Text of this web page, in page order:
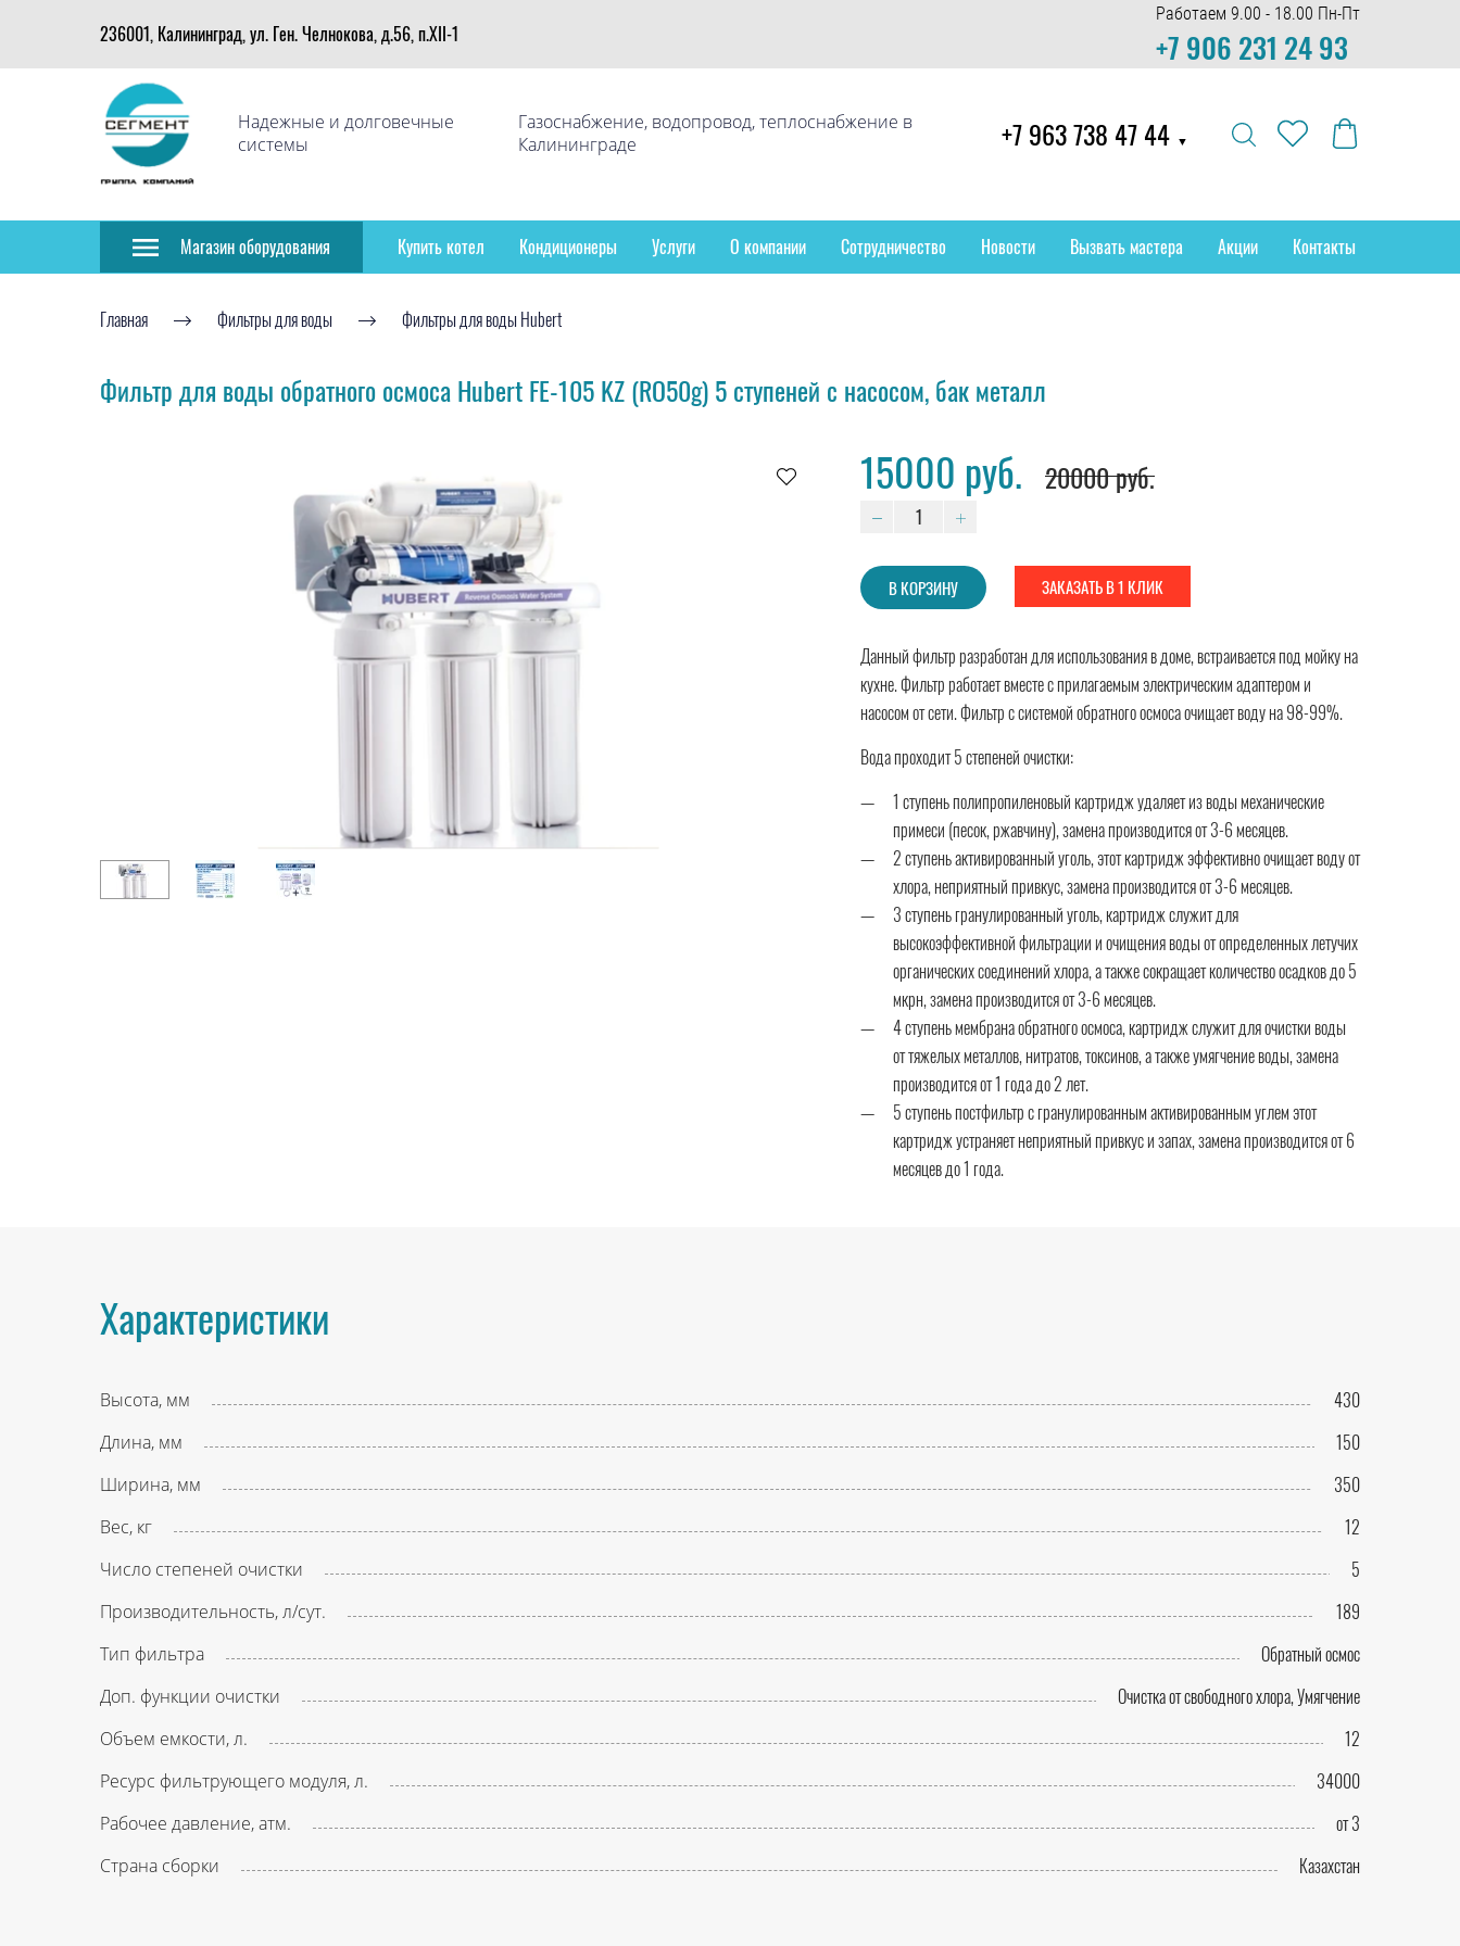
236001, Калининград, ул. Ген. Челнокова, д.56, п.XII-1
Работаем 9.00 - 18.00 Пн-Пт
+7 906 231 24 93
Надежные и долговечные
системы
Газоснабжение, водопровод, теплоснабжение в
Калининграде
+7 963 738 47 44 ▼
Магазин оборудования Купить котел Кондиционеры Услуги О компании Сотрудничество Новости Вызвать мастера Акции Контакты
Главная Фильтры для воды Фильтры для воды Hubert
Фильтр для воды обратного осмоса Hubert FE-105 KZ (RO50g) 5 ступеней с насосом, бак металл
15000 руб. 20000 руб.
В КОРЗИНУ ЗАКАЗАТЬ В 1 КЛИК
Данный фильтр разработан для использования в доме, встраивается под мойку на
кухне. Фильтр работает вместе с прилагаемым электрическим адаптером и
насосом от сети. Фильтр с системой обратного осмоса очищает воду на 98-99%.
Вода проходит 5 степеней очистки:
1 ступень полипропиленовый картридж удаляет из воды механические
примеси (песок, ржавчину), замена производится от 3-6 месяцев.
2 ступень активированный уголь, этот картридж эффективно очищает воду от
хлора, неприятный привкус, замена производится от 3-6 месяцев.
3 ступень гранулированный уголь, картридж служит для
высокоэффективной фильтрации и очищения воды от определенных летучих
органических соединений хлора, а также сокращает количество осадков до 5
мкрн, замена производится от 3-6 месяцев.
4 ступень мембрана обратного осмоса, картридж служит для очистки воды
от тяжелых металлов, нитратов, токсинов, а также умягчение воды, замена
производится от 1 года до 2 лет.
5 ступень постфильтр с гранулированным активированным углем этот
картридж устраняет неприятный привкус и запах, замена производится от 6
месяцев до 1 года.
Характеристики
Высота, мм 430
Длина, мм 150
Ширина, мм 350
Вес, кг 12
Число степеней очистки 5
Производительность, л/сут. 189
Тип фильтра Обратный осмос
Доп. функции очистки Очистка от свободного хлора, Умягчение
Объем емкости, л. 12
Ресурс фильтрующего модуля, л. 34000
Рабочее давление, атм. от 3
Страна сборки Казахстан